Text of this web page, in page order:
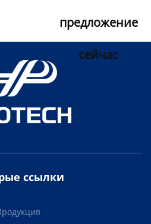
предложение
сейчас
ссылки